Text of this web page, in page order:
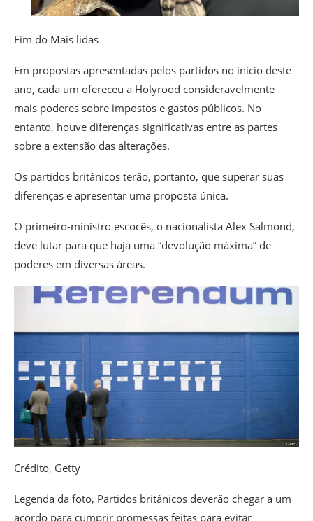
Fim do Mais lidas
Em propostas apresentadas pelos partidos no início deste
ano, cada um ofereceu a Holyrood consideravelmente
mais poderes sobre impostos e gastos públicos. No
entanto, houve diferenças significativas entre as partes
sobre a extensão das alterações.
Os partidos britânicos terão, portanto, que superar suas
diferenças e apresentar uma proposta única.
O primeiro-ministro escocês, o nacionalista Alex Salmond,
deve lutar para que haja uma “devolução máxima” de
poderes em diversas áreas.
Crédito, Getty
Legenda da foto, Partidos britânicos deverão chegar a um
acordo para cumprir promessas feitas para evitar